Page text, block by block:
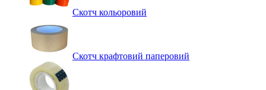
Скотч кольоровий
Скотч крафтовий паперовий